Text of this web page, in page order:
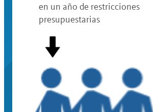
en un año de restricciones
presupuestarias